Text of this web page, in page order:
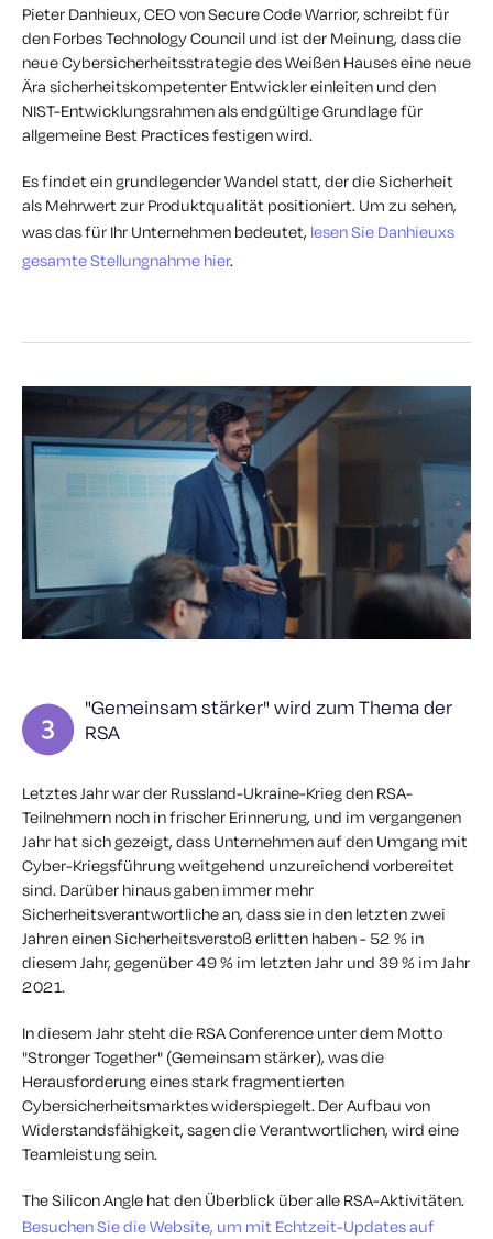
Pieter Danhieux, CEO von Secure Code Warrior, schreibt für
den Forbes Technology Council und ist der Meinung, dass die
neue Cybersicherheitsstrategie des Weißen Hauses eine neue
Ära sicherheitskompetenter Entwickler einleiten und den
NIST-Entwicklungsrahmen als endgültige Grundlage für
allgemeine Best Practices festigen wird.
Es findet ein grundlegender Wandel statt, der die Sicherheit
als Mehrwert zur Produktqualität positioniert. Um zu sehen,
was das für Ihr Unternehmen bedeutet, lesen Sie Danhieuxs
gesamte Stellungnahme hier.
"Gemeinsam stärker" wird zum Thema der
RSA
Letztes Jahr war der Russland-Ukraine-Krieg den RSA-
Teilnehmern noch in frischer Erinnerung, und im vergangenen
Jahr hat sich gezeigt, dass Unternehmen auf den Umgang mit
Cyber-Kriegsführung weitgehend unzureichend vorbereitet
sind. Darüber hinaus gaben immer mehr
Sicherheitsverantwortliche an, dass sie in den letzten zwei
Jahren einen Sicherheitsverstoß erlitten haben - 52 % in
diesem Jahr, gegenüber 49 % im letzten Jahr und 39 % im Jahr
2021.
In diesem Jahr steht die RSA Conference unter dem Motto
"Stronger Together" (Gemeinsam stärker), was die
Herausforderung eines stark fragmentierten
Cybersicherheitsmarktes widerspiegelt. Der Aufbau von
Widerstandsfähigkeit, sagen die Verantwortlichen, wird eine
Teamleistung sein.
The Silicon Angle hat den Überblick über alle RSA-Aktivitäten.
Besuchen Sie die Website, um mit Echtzeit-Updates auf